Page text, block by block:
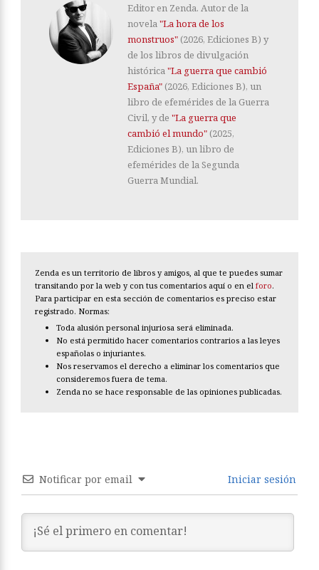
Editor en Zenda. Autor de la
novela"La hora de los
monstruos" (2026, Ediciones B) y
de los libros de divulgación
histórica"La guerra que cambió
España" (2026, Ediciones B), un
libro de efemérides de la Guerra
Civil, y de "La guerra que
cambió el mundo" (2025,
Ediciones B), un libro de
efemérides de la Segunda
Guerra Mundial.
Zenda es un territorio de libros y amigos, al que te puedes sumar
transitando por la web y con tus comentarios aquí o en el foro.
Para participar en esta sección de comentarios es preciso estar
registrado. Normas:
Toda alusión personal injuriosa será eliminada.
No está permitido hacer comentarios contrarios a las leyes
españolas o injuriantes.
Nos reservamos el derecho a eliminar los comentarios que
consideremos fuera de tema.
Zenda no se hace responsable de las opiniones publicadas.
Notificar por email Iniciar sesión